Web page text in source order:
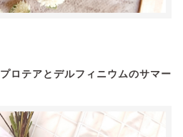
プロテアとデルフィニウムのサマー